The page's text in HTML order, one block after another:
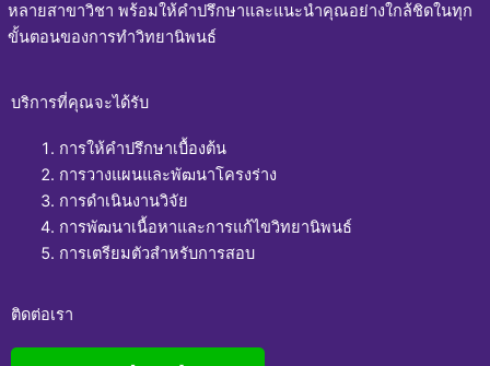
หลายสาขาวิชา พร้อมให้คำปรึกษาและแนะนำคุณอย่างใกล้ชิดในทุก
ขั้นตอนของการทำวิทยานิพนธ์
บริการที่คุณจะได้รับ
การให้คำปรึกษาเบื้องต้น
การวางแผนและพัฒนาโครงร่าง
การดำเนินงานวิจัย
การพัฒนาเนื้อหาและการแก้ไขวิทยานิพนธ์
การเตรียมตัวสำหรับการสอบ
ติดต่อเรา